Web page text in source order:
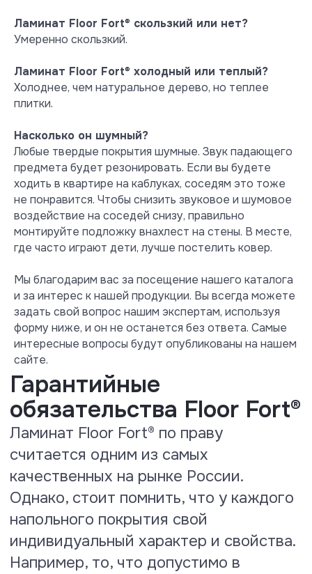
Ламинат Floor Fort® скользкий или нет?
Умеренно скользкий.
Ламинат Floor Fort® холодный или теплый?
Холоднее, чем натуральное дерево, но теплее
плитки.
Насколько он шумный?
Любые твердые покрытия шумные. Звук падающего
предмета будет резонировать. Если вы будете
ходить в квартире на каблуках, соседям это тоже
не понравится. Чтобы снизить звуковое и шумовое
воздействие на соседей снизу, правильно
монтируйте подложку внахлест на стены. В месте,
где часто играют дети, лучше постелить ковер.
Мы благодарим вас за посещение нашего каталога
и за интерес к нашей продукции. Вы всегда можете
задать свой вопрос нашим экспертам, используя
форму ниже, и он не останется без ответа. Самые
интересные вопросы будут опубликованы на нашем
сайте.
Тест на выделение вредных
летучих веществ при +40° С и
влажности 50 %
При нагреве +40° С испарения
формальдегида превышают норму
уже в 8 раз, а испарения стирола в
2 раза. Более безопасным для
систем «теплый пол» считается
по прежнему инертен и не
выделяет никаких вредных
веществ.
Посмотреть сертификат
Тест на теплопроводность и
термическое сопротивление
По результатам испытаний